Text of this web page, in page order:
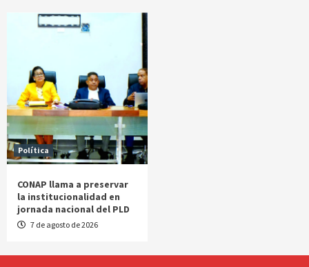
Política
CONAP llama a preservar
la institucionalidad en
jornada nacional del PLD
7 de agosto de 2026